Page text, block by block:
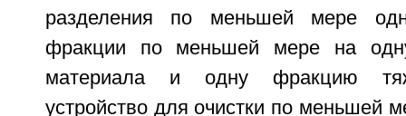
разделения по меньшей мере
фракции по меньшей мере на
материала и одну фракцию
устройство для очистки по меньшей